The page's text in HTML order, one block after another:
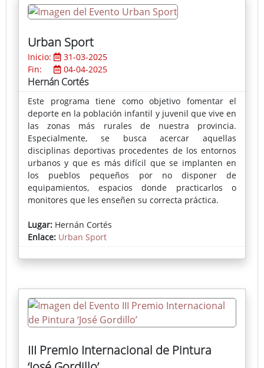
Urban Sport
Inicio:
31-03-2025
Fin:
04-04-2025
Hernán Cortés
Este programa tiene como objetivo fomentar el
deporte en la población infantil y juvenil que vive en
las zonas más rurales de nuestra provincia.
Especialmente, se busca acercar aquellas
disciplinas deportivas procedentes de los entornos
urbanos y que es más difícil que se implanten en
los pueblos pequeños por no disponer de
equipamientos, espacios donde practicarlos o
monitores que les enseñen su correcta práctica.
En cada localidad se instala una pista deportiva
portátil donde se puede practicar skate, voleibol,
actividades muy demandadas por los más jóvenes.
Lugar: Hernán Cortés
Enlace: Urban Sport
III Premio Internacional de Pintura